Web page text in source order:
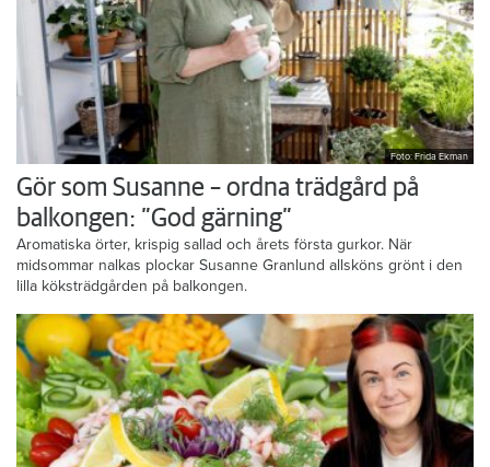
Foto: Frida Ekman
Gör som Susanne – ordna trädgård på
balkongen: ”God gärning”
Aromatiska örter, krispig sallad och årets första gurkor. När
midsommar nalkas plockar Susanne Granlund allsköns grönt i den
lilla köksträdgården på balkongen.